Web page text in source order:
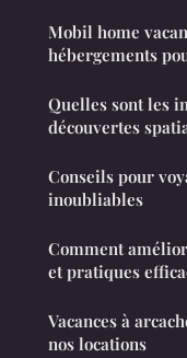
Mobil home
hébergements
Quelles sont les
découvertes
Conseils pour
inoubliables
Comment
et pratiques
Vacances à
nos locations